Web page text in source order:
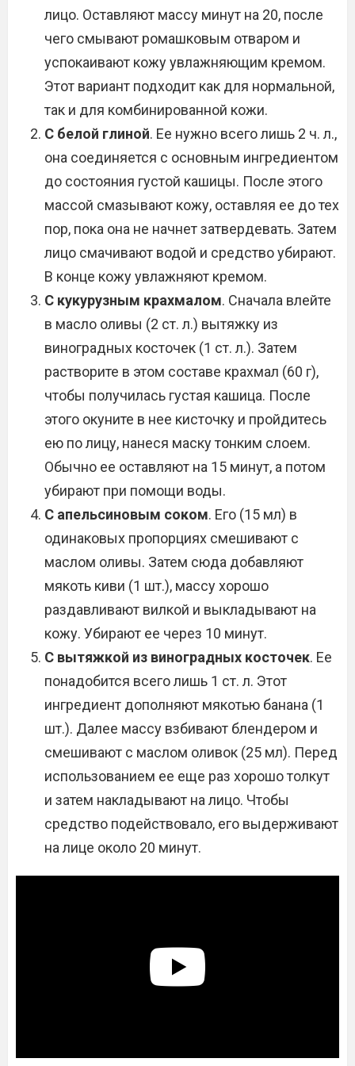
лицо. Оставляют массу минут на 20, после
чего смывают ромашковым отваром и
успокаивают кожу увлажняющим кремом.
Этот вариант подходит как для нормальной,
так и для комбинированной кожи.
С белой глиной. Ее нужно всего лишь 2 ч. л.,
она соединяется с основным ингредиентом
до состояния густой кашицы. После этого
массой смазывают кожу, оставляя ее до тех
пор, пока она не начнет затвердевать. Затем
лицо смачивают водой и средство убирают.
В конце кожу увлажняют кремом.
С кукурузным крахмалом. Сначала влейте
в масло оливы (2 ст. л.) вытяжку из
виноградных косточек (1 ст. л.). Затем
растворите в этом составе крахмал (60 г),
чтобы получилась густая кашица. После
этого окуните в нее кисточку и пройдитесь
ею по лицу, нанеся маску тонким слоем.
Обычно ее оставляют на 15 минут, а потом
убирают при помощи воды.
С апельсиновым соком. Его (15 мл) в
одинаковых пропорциях смешивают с
маслом оливы. Затем сюда добавляют
мякоть киви (1 шт.), массу хорошо
раздавливают вилкой и выкладывают на
кожу. Убирают ее через 10 минут.
С вытяжкой из виноградных косточек. Ее
понадобится всего лишь 1 ст. л. Этот
ингредиент дополняют мякотью банана (1
шт.). Далее массу взбивают блендером и
смешивают с маслом оливок (25 мл). Перед
использованием ее еще раз хорошо толкут
и затем накладывают на лицо. Чтобы
средство подействовало, его выдерживают
на лице около 20 минут.